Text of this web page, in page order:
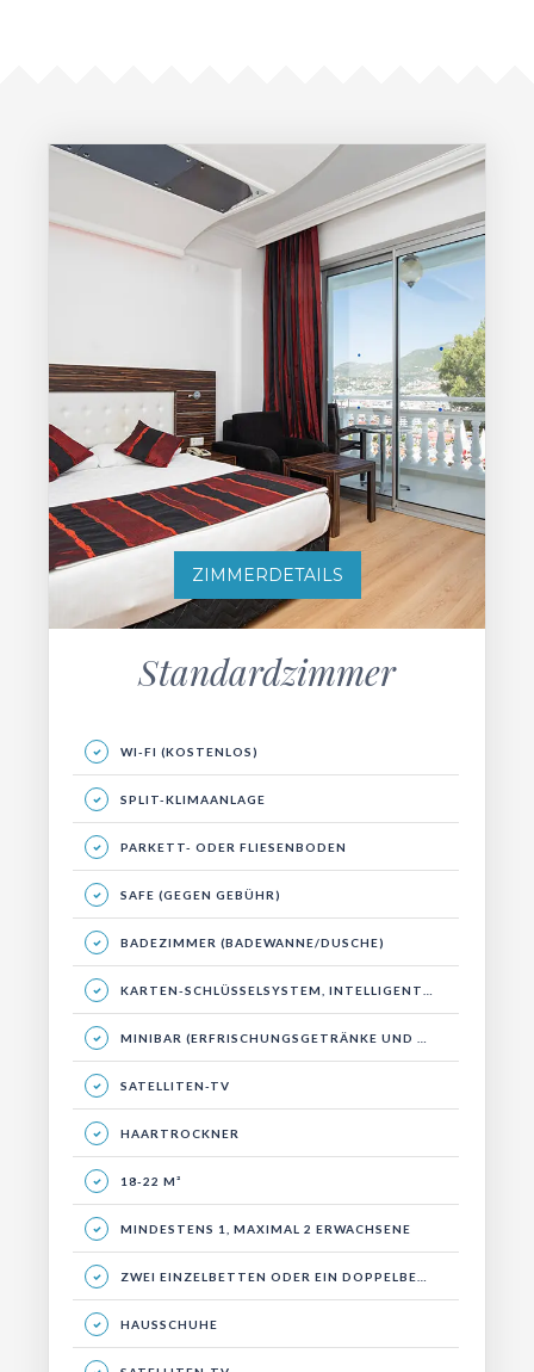
ZIMMERDETAILS
Standardzimmer
WI-FI (KOSTENLOS)
SPLIT-KLIMAANLAGE
PARKETT- ODER FLIESENBODEN
SAFE (GEGEN GEBÜHR)
BADEZIMMER (BADEWANNE/DUSCHE)
KARTEN-SCHLÜSSELSYSTEM, INTELLIGENTES ENERGIESYSTEM
MINIBAR (ERFRISCHUNGSGETRÄNKE UND WASSER)
SATELLITEN-TV
HAARTROCKNER
18-22 M²
MINDESTENS 1, MAXIMAL 2 ERWACHSENE
ZWEI EINZELBETTEN ODER EIN DOPPELBETT, SITZGRUPPE UND BALKON.
HAUSSCHUHE